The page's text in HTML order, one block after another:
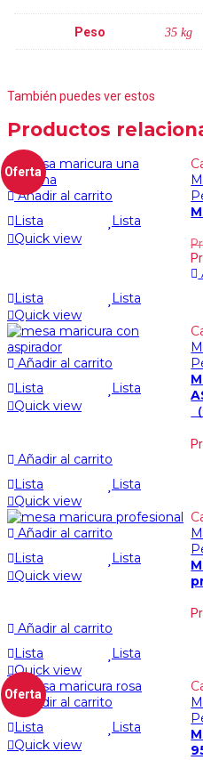
Peso 35 kg
También puedes ver estos
Productos
Oferta
Añadir al carrito
Lista
Lista
Quick view
Lista
Lista
Quick view
Añadir al carrito
Lista
Lista
Quick view
Añadir al carrito
Lista
Lista
Quick view
Añadir al carrito
Lista
Lista
Quick view
Añadir al carrito
Lista
Lista
Quick view
Oferta
Añadir al carrito
Lista
Lista
Quick view